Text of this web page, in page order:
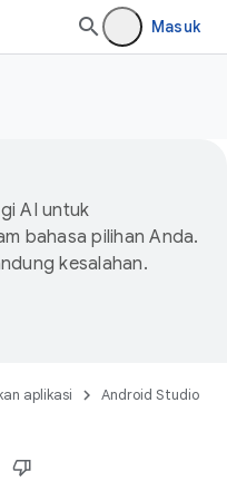
Masuk
AI untuk
bahasa pilihan Anda.
kesalahan.
aplikasi
Android Studio